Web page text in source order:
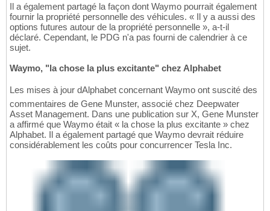
Il a également partagé la façon dont Waymo pourrait également
fournir la propriété personnelle des véhicules. « Il y a aussi des
options futures autour de la propriété personnelle », a-t-il
déclaré. Cependant, le PDG n'a pas fourni de calendrier à ce
sujet.
Waymo, "la chose la plus excitante" chez Alphabet
Les mises à jour dAlphabet concernant Waymo ont suscité des
commentaires de Gene Munster, associé chez Deepwater
Asset Management. Dans une publication sur X, Gene Munster
a affirmé que Waymo était « la chose la plus excitante » chez
Alphabet. Il a également partagé que Waymo devrait réduire
considérablement les coûts pour concurrencer Tesla Inc.